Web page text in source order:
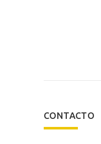
CONTACTO